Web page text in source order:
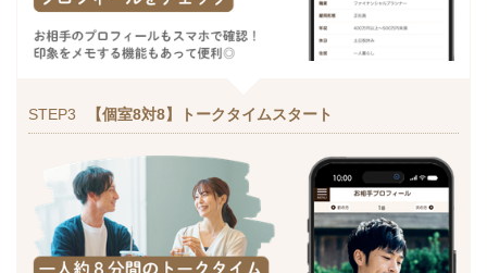
STEP3 【個室8対8】トークタイムスタート